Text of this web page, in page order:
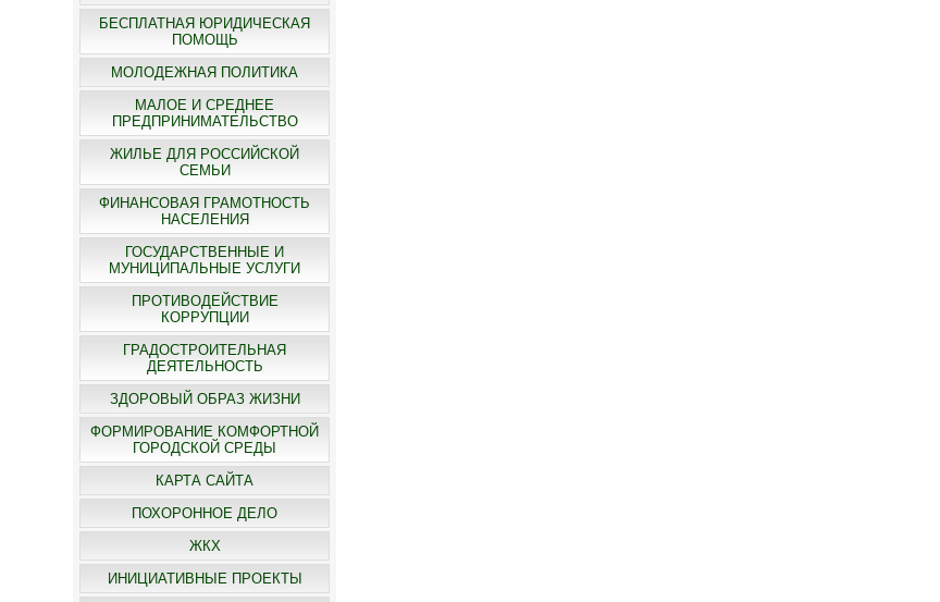
БЕСПЛАТНАЯ ЮРИДИЧЕСКАЯ
ПОМОЩЬ
МОЛОДЕЖНАЯ ПОЛИТИКА
МАЛОЕ И СРЕДНЕЕ
ПРЕДПРИНИМАТЕЛЬСТВО
ЖИЛЬЕ ДЛЯ РОССИЙСКОЙ
СЕМЬИ
ФИНАНСОВАЯ ГРАМОТНОСТЬ
НАСЕЛЕНИЯ
ГОСУДАРСТВЕННЫЕ И
МУНИЦИПАЛЬНЫЕ УСЛУГИ
ПРОТИВОДЕЙСТВИЕ
КОРРУПЦИИ
ГРАДОСТРОИТЕЛЬНАЯ
ДЕЯТЕЛЬНОСТЬ
ЗДОРОВЫЙ ОБРАЗ ЖИЗНИ
ФОРМИРОВАНИЕ КОМФОРТНОЙ
ГОРОДСКОЙ СРЕДЫ
КАРТА САЙТА
ПОХОРОННОЕ ДЕЛО
ЖКХ
ИНИЦИАТИВНЫЕ ПРОЕКТЫ